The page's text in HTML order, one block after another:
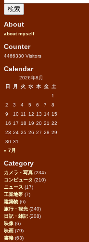
索:
About
about myself
Counter
4466330 Visitors
Calendar
2026年8月
日
月 火 水 木 金
土
1
2
3 4 5 6 7
8
9
10 11 12 13 14 15
16 17 18 19 20 21 22
23 24 25 26 27 28 29
30 31
« 7月
Category
カメラ・写真 (234)
コンピュータ (210)
ニュース (17)
工業地帯 (7)
建築物 (6)
旅行・観光 (240)
日記・雑記(208)
映像 (6)
映画 (79)
書籍 (63)